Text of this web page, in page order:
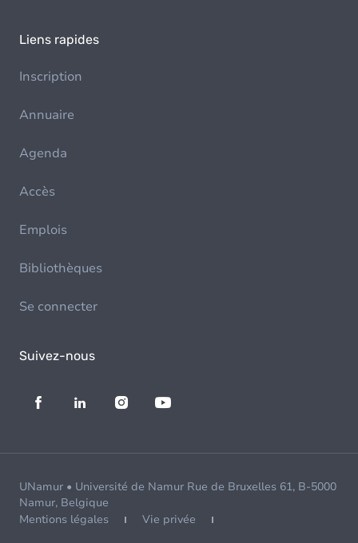
Liens rapides
Inscription
Annuaire
Agenda
Accès
Emplois
Bibliothèques
Se connecter
Suivez-nous
UNamur • Université de Namur Rue de Bruxelles 61, B-5000
Namur, Belgique
Mentions légales
Vie privée